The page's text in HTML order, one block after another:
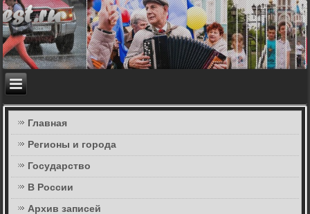
Главная
Регионы и города
Государство
В России
Архив записей